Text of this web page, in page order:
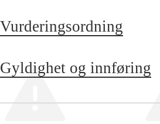
Vurderingsordning
Gyldighet og innføring